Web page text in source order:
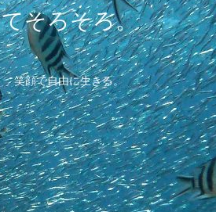
てそろそろ。
笑顔で自由に生きる。